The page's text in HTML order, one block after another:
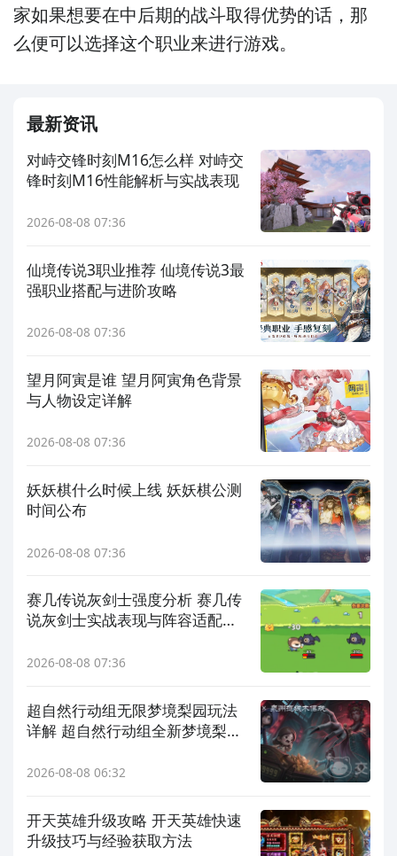
家如果想要在中后期的战斗取得优势的话，那
么便可以选择这个职业来进行游戏。
最新资讯
对峙交锋时刻M16怎么样 对峙交
锋时刻M16性能解析与实战表现
2026-08-08 07:36
仙境传说3职业推荐 仙境传说3最
强职业搭配与进阶攻略
2026-08-08 07:36
望月阿寅是谁 望月阿寅角色背景
与人物设定详解
2026-08-08 07:36
妖妖棋什么时候上线 妖妖棋公测
时间公布
2026-08-08 07:36
赛几传说灰剑士强度分析 赛几传
说灰剑士实战表现与阵容适配详
2026-08-08 07:36
超自然行动组无限梦境梨园玩法
详解 超自然行动组全新梦境梨园
2026-08-08 06:32
开天英雄升级攻略 开天英雄快速
升级技巧与经验获取方法